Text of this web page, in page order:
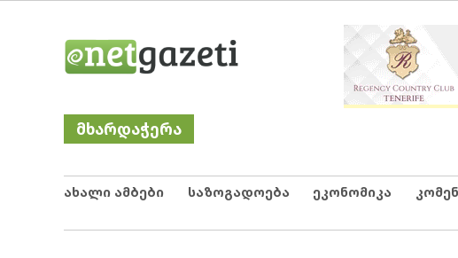
Netgazeti
მხარდაჭერა
ახალი ამბები საზოგადოება ეკონომიკა